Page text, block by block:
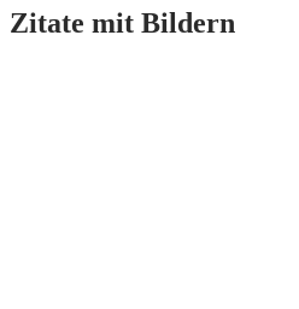
Zitate mit Bildern